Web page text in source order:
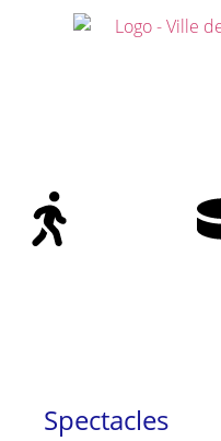
Spectacles